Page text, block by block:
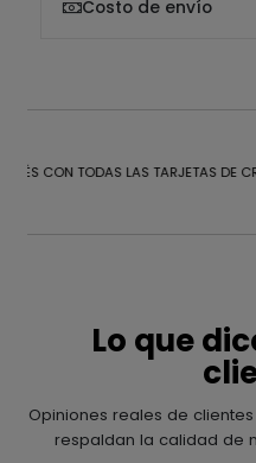
Costo de envío
CON TODAS LAS TARJETAS DE
Lo que
Opiniones reales de
respaldan la calidad de